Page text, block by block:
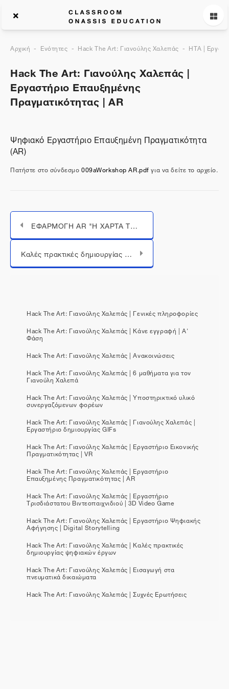
Αρχική Ενότητες Hack The Art: Γιανούλης Χαλεπάς HTA |
Hack The Art: Γιανούλης Χαλεπάς |
Εργαστήριο Επαυξημένης
Πραγματικότητας | AR
Ψηφιακό Εργαστήριο Eπαυξημένη Πραγματικότητα
(AR)
Πατήστε στο σύνδεσμο009aWorkshop AR.pdfγια να δείτε το αρχείο.
ΕΦΑΡΜΟΓΗ AR "Η ΧΑΡΤΑ ΤΟΥ ΡΗΓΑ"
Μεταπήδηση σε...
Καλές πρακτικές δημιουργίας ψηφιακών έργων
Hack The Art: Γιανούλης Χαλεπάς | Γενικές πληροφορίες
Hack The Art: Γιανούλης Χαλεπάς | Κάνε εγγραφή | Α'
Φάση
Hack The Art: Γιανούλης Χαλεπάς | Ανακοινώσεις
Hack The Art: Γιανούλης Χαλεπάς | 6 μαθήματα για τον
Γιανούλη Χαλεπά
Hack The Art: Γιανούλης Χαλεπάς | Υποστηρικτικό υλικό
συνεργαζόμενων φορέων
Hack The Art: Γιανούλης Χαλεπάς | Γιανούλης Χαλεπάς |
Εργαστήριο δημιουργίας GIFs
Hack The Art: Γιανούλης Χαλεπάς | Εργαστήριο Εικονικής
Πραγματικότητας | VR
Hack The Art: Γιανούλης Χαλεπάς | Εργαστήριο
Επαυξημένης Πραγματικότητας | AR
Hack The Art: Γιανούλης Χαλεπάς | Εργαστήριο
Τρισδιάστατου Βιντεοπαιχνιδιού | 3D Video Game
Hack The Art: Γιανούλης Χαλεπάς | Εργαστήριο Ψηφιακής
Αφήγησης | Digital Storytelling
Hack The Art: Γιανούλης Χαλεπάς | Καλές πρακτικές
δημιουργίας ψηφιακών έργων
Hack The Art: Γιανούλης Χαλεπάς | Εισαγωγή στα
πνευματικά δικαιώματα
Hack The Art: Γιανούλης Χαλεπάς | Συχνές Ερωτήσεις